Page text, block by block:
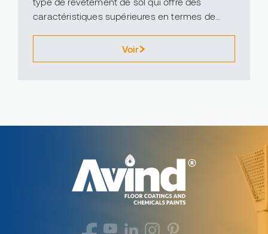
caractéristiques supérieures en termes de
Voir